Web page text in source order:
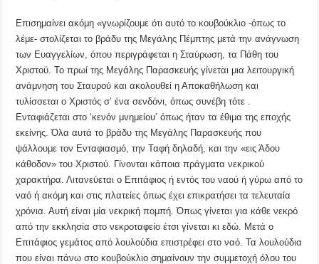
Επισημαίνει ακόμη «γνωρίζουμε ότι αυτό το κουβούκλιο -όπως το
λέμε- στολίζεται το βράδυ της Μεγάλης Πέμπτης μετά την ανάγνωση
των Ευαγγελίων, όπου περιγράφεται η Σταύρωση, τα Πάθη του
Χριστού. Το πρωί της Μεγάλης Παρασκευής γίνεται μια λειτουργική
ανάμνηση του Σταυρού και ακολουθεί η Αποκαθήλωση και
τυλίσσεται ο Χριστός σ’ ένα σενδόνι, όπως συνέβη τότε .
Ενταφιάζεται στο ‘κενόν μνημείου’ όπως ήταν τα έθιμα της εποχής
εκείνης. Όλα αυτά το βράδυ της Μεγάλης Παρασκευής που
ψάλλουμε τον Ενταφιασμό, την Ταφή δηλαδή, και την «εις Άδου
κάθοδον» του Χριστού. Γίνονται κάποια πράγματα νεκρικού
χαρακτήρα. Λιτανεύεται ο Επιτάφιος ή εντός του ναού ή γύρω από το
ναό ή ακόμη και στις πλατείες όπως έχει επικρατήσει τα τελευταία
χρόνια. Αυτή είναι μία νεκρική πομπή. Όπως γίνεται για κάθε νεκρό
από την εκκλησία στο νεκροταφείο έτσι γίνεται κι εδώ. Μετά ο
Επιτάφιος γεμάτος από λουλούδια επιστρέφει στο ναό. Τα λουλούδια
που είναι πάνω στο κουβούκλιο σημαίνουν την συμμετοχή όλου του